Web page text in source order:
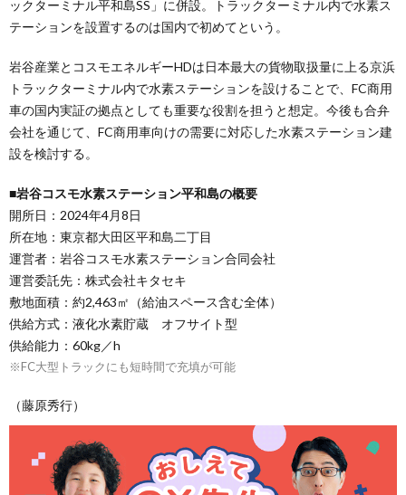
ックターミナル平和島SS」に併設。トラックターミナル内で水素ス
テーションを設置するのは国内で初めてという。
岩谷産業とコスモエネルギーHDは日本最大の貨物取扱量に上る京浜
トラックターミナル内で水素ステーションを設けることで、FC商用
車の国内実証の拠点としても重要な役割を担うと想定。今後も合弁
会社を通じて、FC商用車向けの需要に対応した水素ステーション建
設を検討する。
■岩谷コスモ水素ステーション平和島の概要
開所日：2024年4月8日
所在地：東京都大田区平和島二丁目
運営者：岩谷コスモ水素ステーション合同会社
運営委託先：株式会社キタセキ
敷地面積：約2,463㎡（給油スペース含む全体）
供給方式：液化水素貯蔵 オフサイト型
供給能力：60kg／h
※FC大型トラックにも短時間で充填が可能
（藤原秀行）